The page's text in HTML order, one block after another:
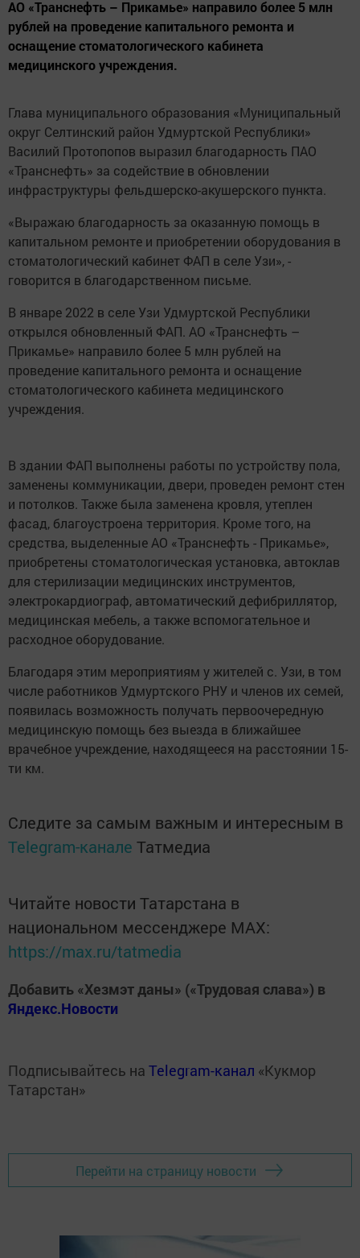
АО «Транснефть – Прикамье» направило более 5 млн
рублей на проведение капитального ремонта и
оснащение стоматологического кабинета
медицинского учреждения.
Глава муниципального образования «Муниципальный
округ Селтинский район Удмуртской Республики»
Василий Протопопов выразил благодарность ПАО
«Транснефть» за содействие в обновлении
инфраструктуры фельдшерско-акушерского пункта.
«Выражаю благодарность за оказанную помощь в
капитальном ремонте и приобретении оборудования в
стоматологический кабинет ФАП в селе Узи», -
говорится в благодарственном письме.
В январе 2022 в селе Узи Удмуртской Республики
открылся обновленный ФАП. АО «Транснефть –
Прикамье» направило более 5 млн рублей на
проведение капитального ремонта и оснащение
стоматологического кабинета медицинского
учреждения.
В здании ФАП выполнены работы по устройству пола,
заменены коммуникации, двери, проведен ремонт стен
и потолков. Также была заменена кровля, утеплен
фасад, благоустроена территория. Кроме того, на
средства, выделенные АО «Транснефть - Прикамье»,
приобретены стоматологическая установка, автоклав
для стерилизации медицинских инструментов,
электрокардиограф, автоматический дефибриллятор,
медицинская мебель, а также вспомогательное и
расходное оборудование.
Благодаря этим мероприятиям у жителей с. Узи, в том
числе работников Удмуртского РНУ и членов их семей,
появилась возможность получать первоочередную
медицинскую помощь без выезда в ближайшее
врачебное учреждение, находящееся на расстоянии 15-
ти км.
Следите за самым важным и интересным в
Telegram-канале Татмедиа
Читайте новости Татарстана в
национальном мессенджере MАХ:
https://max.ru/tatmedia
Добавить «Хезмэт даны» («Трудовая слава») в
Яндекс.Новости
Подписывайтесь на Telegram-канал «Кукмор
Татарстан»
Перейти на страницу новости